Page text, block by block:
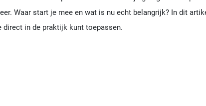
Waar start je mee en wat is nu echt belangrijk? In dit
direct in de praktijk kunt toepassen.